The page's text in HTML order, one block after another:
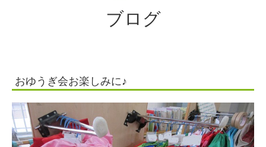
|
人
住
田
ブログ
おゆうぎ会お楽しみに♪